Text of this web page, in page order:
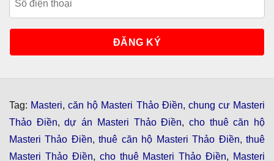
Tag: Masteri,căn hộ Masteri Thảo Điền, chung cư Masteri
Thảo Điền,dự án Masteri Thảo Điền, cho thuê căn hộ
Masteri Thảo Điền,thuê căn hộ Masteri Thảo Điền,thuê
Masteri Thảo Điền, cho thuê Masteri Thảo Điền, Masteri